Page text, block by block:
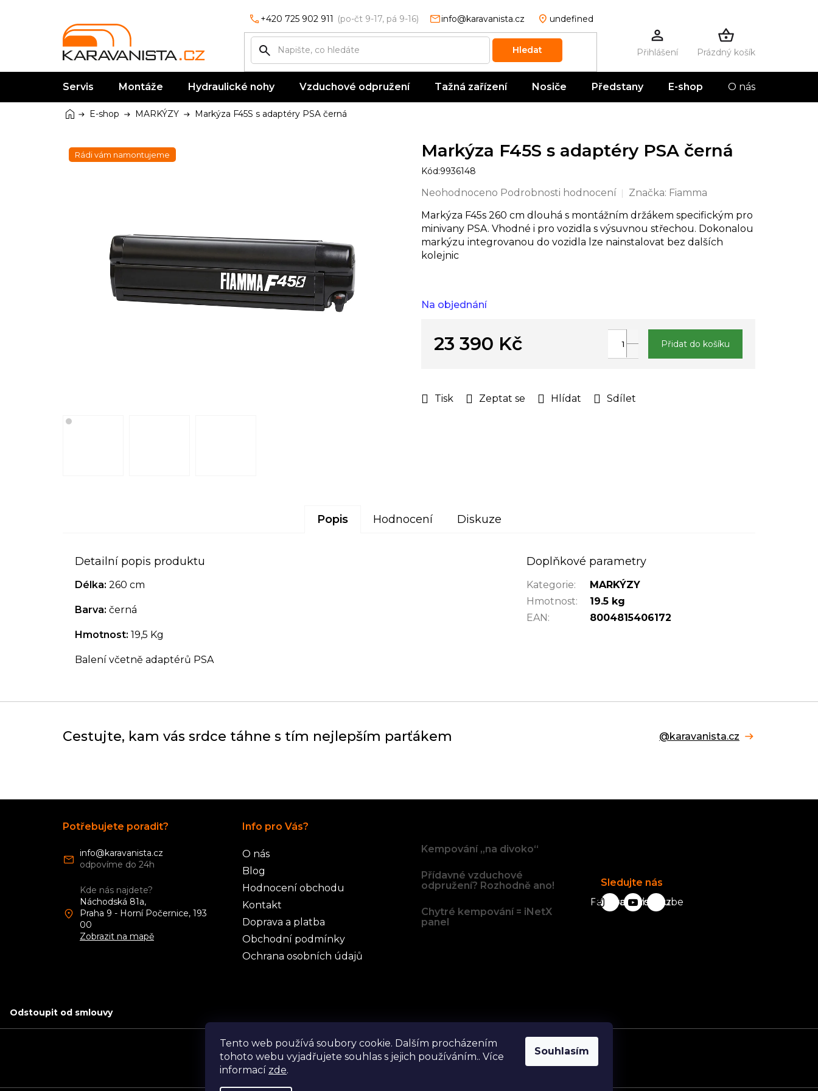
Tento web používá soubory cookie. Dalším procházením
tohoto webu vyjadřujete souhlas s jejich používáním.. Více
informací zde.
Souhlasím
+420 725 902 911 info@karavanista.cz undefined
Hledat Prázdný košík
Servis Montáže Hydraulické nohy Vzduchové odpružení Tažná zařízení Nosiče Předstany E-shop O nás
Domů
E-shop MARKÝZY Markýza F45S s adaptéry PSA černá
Rádi vám namontujeme
Na objednání
Markýza F45s 260 cm dlouhá s montážním držákem specifickým pro
minivany PSA. Vhodné i pro vozidla s výsuvnou střechou. Dokonalou
markýzu integrovanou do vozidla lze nainstalovat bez dalších
kolejnic
Tisk Zeptat se Hlídat Sdílet
Markýza F45S s adaptéry PSA černá
Kód:9936148
Průměrné
produktu
je
0,0
z
Neohodnoceno Podrobnosti hodnocení Značka: Fiamma
23 390 Kč Přidat do košíku
Popis Hodnocení Diskuze
Detailní popis produktu
Délka: 260 cm
Barva: černá
Hmotnost: 19,5 Kg
Balení včetně adaptérů PSA
Doplňkové parametry
Kategorie:
MARKÝZY
Hmotnost:
19.5 kg
EAN: 8004815406172
Cestujte, kam vás srdce táhne s tím nejlepším parťákem @karavanista.cz
Potřebujete poradit?
info@karavanista.cz
Kde nás najdete?
Náchodská 81a,
Praha 9 - Horní Počernice, 193
00
Zobrazit na mapě
Info pro Vás?
O nás
Blog
Hodnocení obchodu
Kontakt
Doprava a platba
Obchodní podmínky
Ochrana osobních údajů
Kempování „na divoko“
Přídavné vzduchové
odpružení? Rozhodně ano!
Chytré kempování = iNetX
panel
Sledujte nás
Facebook
karavanista.cz
YouTube
Odstoupit od smlouvy